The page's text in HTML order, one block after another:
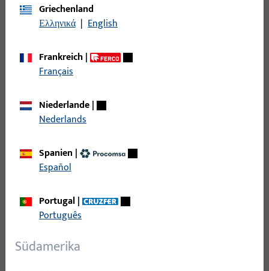
Filter
Spezifischer Einsatzbereich
Produkttyp
Filter fürBuchse
Außendurchmesser
Griechenland
Ελληνικά | English
Frankreich|
Français
Niederlande|
Nederlands
Spanien |
Español
Portugal|
Português
Südamerika